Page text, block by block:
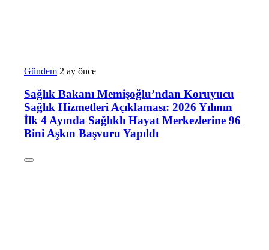
Gündem 2 ay önce
Sağlık Bakanı Memişoğlu’ndan Koruyucu
Sağlık Hizmetleri Açıklaması: 2026 Yılının
İlk 4 Ayında Sağlıklı Hayat Merkezlerine 96
Bini Aşkın Başvuru Yapıldı